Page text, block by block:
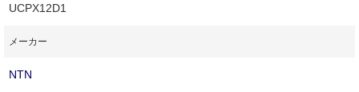
UCPX12D1
メーカー
NTN